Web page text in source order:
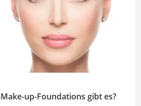
up-Foundations gibt es?